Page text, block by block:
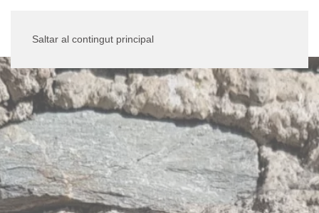
Saltar al contingut principal